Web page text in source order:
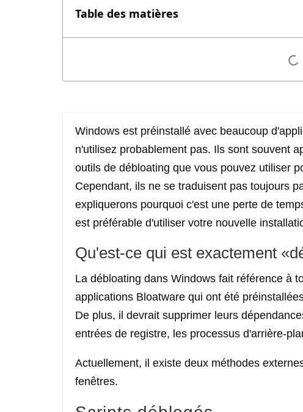
Table des matières
Windows est préinstallé avec beaucoup
n'utilisez probablement pas. Ils sont souvent
outils de débloating que vous pouvez utiliser
Cependant, ils ne se traduisent pas toujours
expliquerons pourquoi c'est une perte de
est préférable d'utiliser votre nouvelle
Qu'est-ce qui est exactement
La débloating dans Windows fait référence à
applications Bloatware qui ont été
De plus, il devrait supprimer leurs
entrées de registre, les processus d'arrière-
Actuellement, il existe deux méthodes
fenêtres.